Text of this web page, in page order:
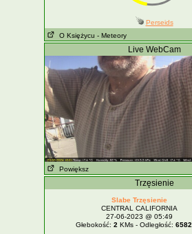
Perseids
O Księżycu - Meteory
Live WebCam
Powiększ
Trzęsienie
Slabe Trzęsienie
CENTRAL CALIFORNIA
27-06-2023 @ 05:49
Głebokość: 2 KMs - Odległość: 6582